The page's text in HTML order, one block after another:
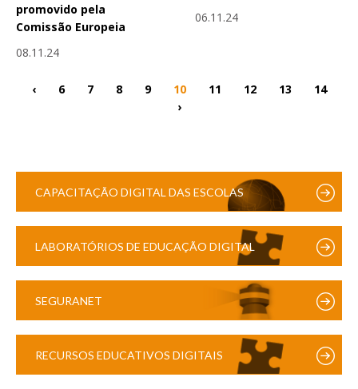
promovido pela
Comissão Europeia
08.11.24
06.11.24
‹ 6 7 8 9 10 11 12 13
14
›
CAPACITAÇÃO DIGITAL DAS ESCOLAS
LABORATÓRIOS DE EDUCAÇÃO DIGITAL
SEGURANET
RECURSOS EDUCATIVOS DIGITAIS